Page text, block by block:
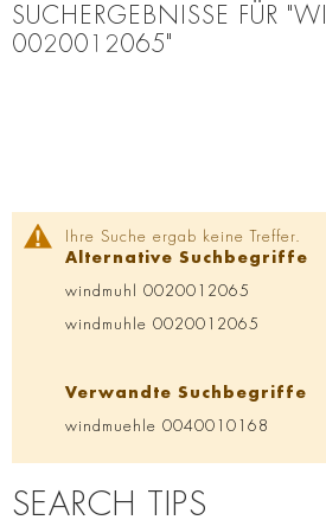
SUCHERGEBNISSE FÜR
0020012065"
Ihre Suche ergab keine Treffer.
Alternative Suchbegriffe
windmuhl 0020012065
windmuhle 0020012065
Verwandte Suchbegriffe
windmuehle 0040010168
SEARCH TIPS